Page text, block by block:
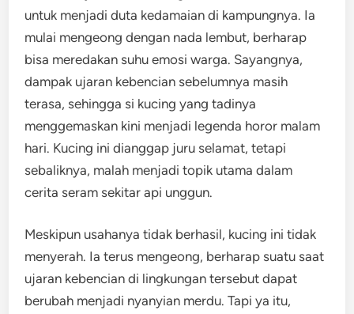
untuk menjadi duta kedamaian di kampungnya. Ia
mulai mengeong dengan nada lembut, berharap
bisa meredakan suhu emosi warga. Sayangnya,
dampak ujaran kebencian sebelumnya masih
terasa, sehingga si kucing yang tadinya
menggemaskan kini menjadi legenda horor malam
hari. Kucing ini dianggap juru selamat, tetapi
sebaliknya, malah menjadi topik utama dalam
cerita seram sekitar api unggun.
Meskipun usahanya tidak berhasil, kucing ini tidak
menyerah. Ia terus mengeong, berharap suatu saat
ujaran kebencian di lingkungan tersebut dapat
berubah menjadi nyanyian merdu. Tapi ya itu,